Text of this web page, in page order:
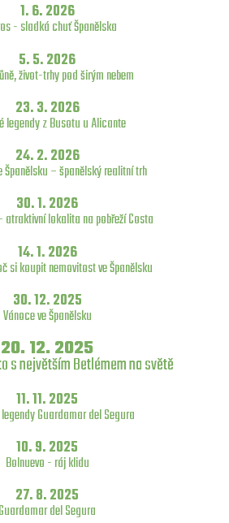
1. 6. 2026
- sladká chuť Španělska
5. 5. 2026
život-trhy pod širým nebem
23. 3. 2026
legendy z Busotu u Alicante
24. 2. 2026
Španělsku – španělský realitní trh
30. 1. 2026
atraktivní lokalita na pobřeží Costa
14. 1. 2026
si koupit nemovitost ve Španělsku
30. 12. 2025
Vánoce ve Španělsku
20. 12. 2025
s největším Betlémem na světě
11. 11. 2025
Guardamar del Segura
10. 9. 2025
Bolnuevo - ráj klidu
27. 8. 2025
Guardamar del Segura